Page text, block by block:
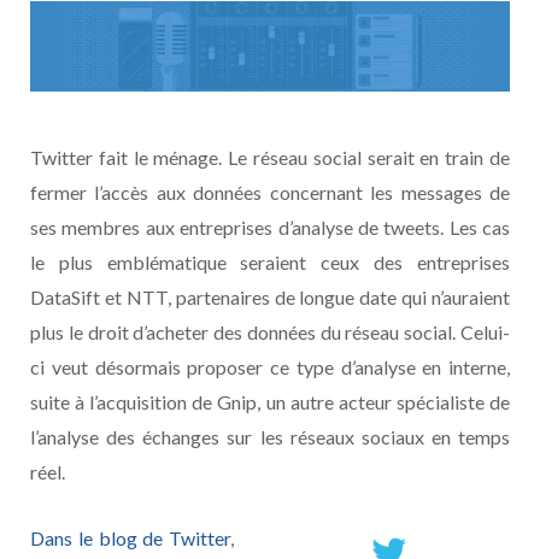
Twitter fait le ménage. Le réseau social serait en train de
fermer l’accès aux données concernant les messages de
ses membres aux entreprises d’analyse de tweets. Les cas
le plus emblématique seraient ceux des entreprises
DataSift et NTT, partenaires de longue date qui n’auraient
plus le droit d’acheter des données du réseau social. Celui-
ci veut désormais proposer ce type d’analyse en interne,
suite à l’acquisition de Gnip, un autre acteur spécialiste de
l’analyse des échanges sur les réseaux sociaux en temps
réel.
Dans le blog de Twitter,